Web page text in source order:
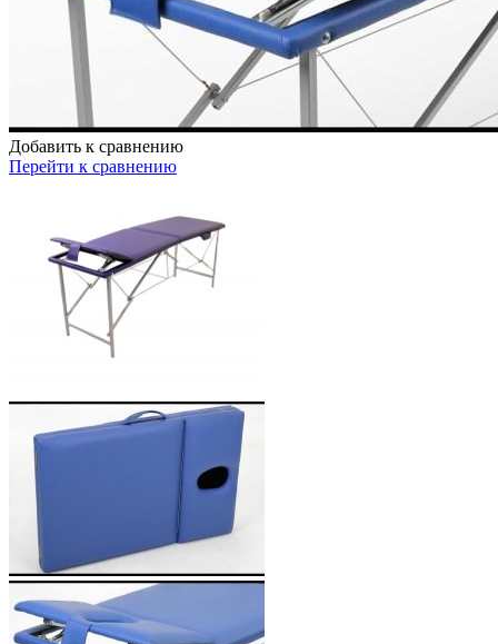
Добавить к сравнению
Перейти к сравнению